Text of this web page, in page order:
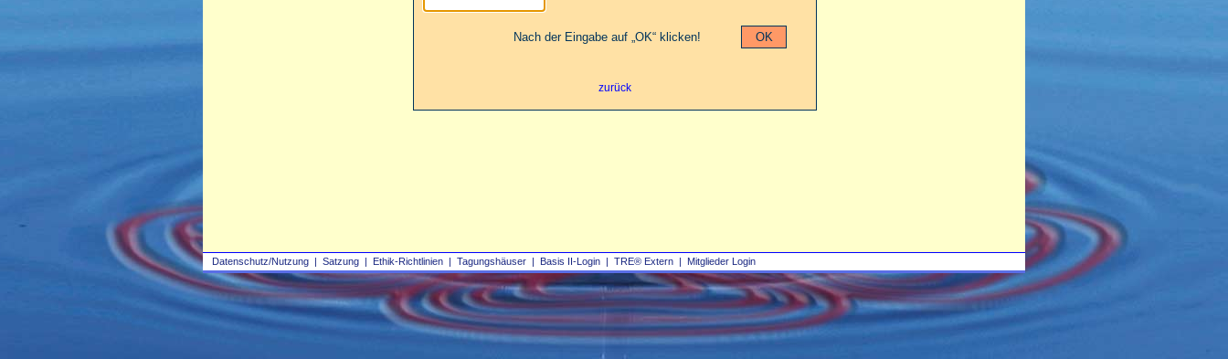
Datenschutz/Nutzung | Satzung | Ethik-Richtlinien | Tagungshäuser | Basis II‑Login | TRE® Extern | Mitglieder Login
Nach der Eingabe auf „OK“ klicken!
zurück